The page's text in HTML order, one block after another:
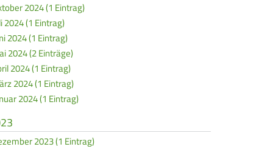
2024 (1 Eintrag)
2024 (1 Eintrag)
2024 (1 Eintrag)
2024 (2 Einträge)
2024 (1 Eintrag)
2024 (1 Eintrag)
2024 (1 Eintrag)
2023 (1 Eintrag)